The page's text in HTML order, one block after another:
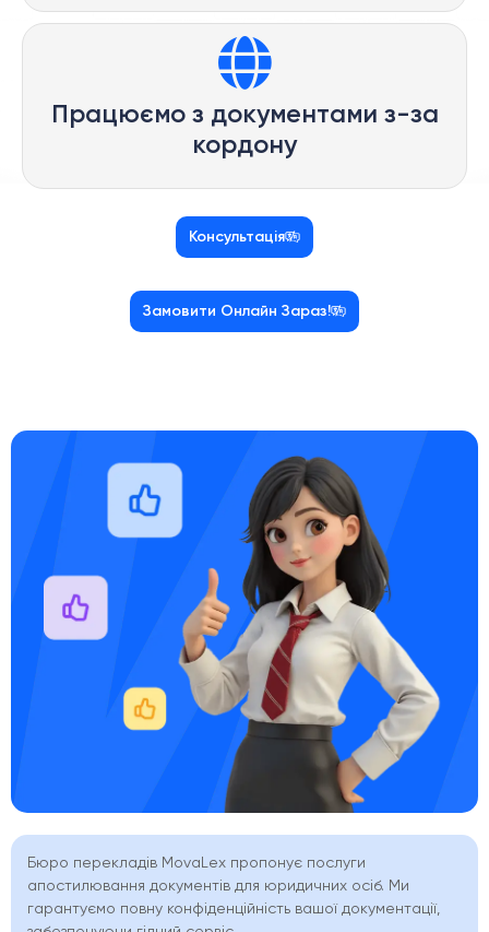
Працюємо з документами з-за
кордону
Консультація
Замовити Онлайн Зараз!
Бюро перекладів MovaLex пропонує послуги
апостилювання документів для юридичних осіб. Ми
гарантуємо повну конфіденційність вашої документації,